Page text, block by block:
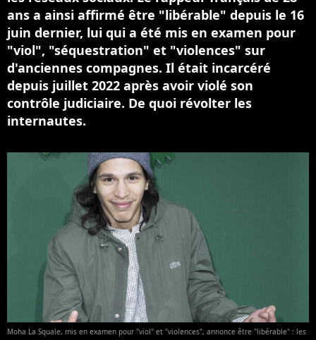
ans a ainsi affirmé être "libérable" depuis le 16
juin dernier, lui qui a été mis en examen pour
"viol", "séquestration" et "violences" sur
d'anciennes compagnes. Il était incarcéré
depuis juillet 2022 après avoir violé son
contrôle judiciaire. De quoi révolter les
internautes.
Moha La Squale, mis en examen pour "viol" et "violences", annonce être "libérable" : les